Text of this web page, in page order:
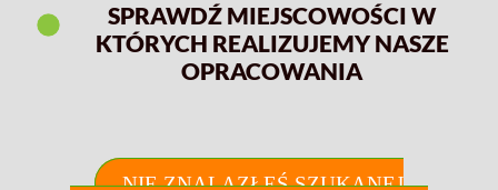
SPRAWDŹ MIEJSCOWOŚCI W
KTÓRYCH REALIZUJEMY NASZE
OPRACOWANIA
NIE ZNALAZŁEŚ SZUKANEJ